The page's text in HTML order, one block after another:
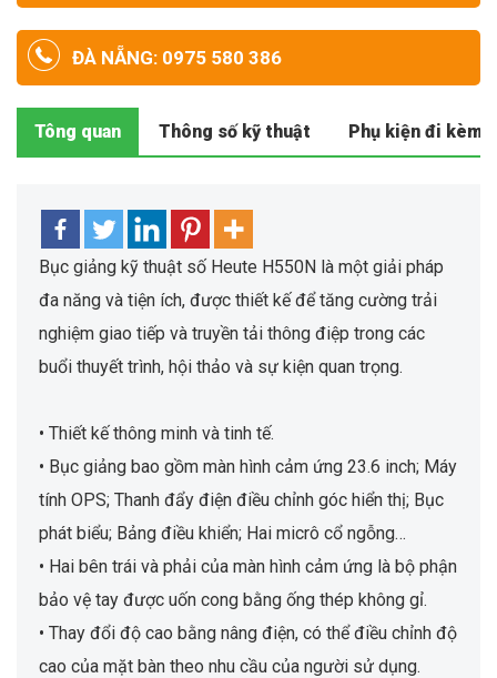
ĐÀ NẴNG: 0975 580 386
Tông quan Thông số kỹ thuật Phụ kiện đi kèm
Bục giảng kỹ thuật số Heute H550N là một giải pháp
đa năng và tiện ích, được thiết kế để tăng cường trải
nghiệm giao tiếp và truyền tải thông điệp trong các
buổi thuyết trình, hội thảo và sự kiện quan trọng.
• Thiết kế thông minh và tinh tế.
• Bục giảng bao gồm màn hình cảm ứng 23.6 inch; Máy
tính OPS; Thanh đẩy điện điều chỉnh góc hiển thị; Bục
phát biểu; Bảng điều khiển; Hai micrô cổ ngỗng…
• Hai bên trái và phải của màn hình cảm ứng là bộ phận
bảo vệ tay được uốn cong bằng ống thép không gỉ.
• Thay đổi độ cao bằng nâng điện, có thể điều chỉnh độ
cao của mặt bàn theo nhu cầu của người sử dụng.